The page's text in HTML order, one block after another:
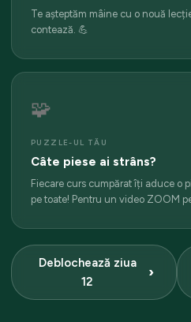
Te așteptăm mâine cu o nouă
contează. 💪
🧩
PUZZLE-UL TĂU
Câte piese ai strâns?
Fiecare curs cumpărat îți aduce o
pe toate! Pentru un video ZOOM
Deblochează ziua
12